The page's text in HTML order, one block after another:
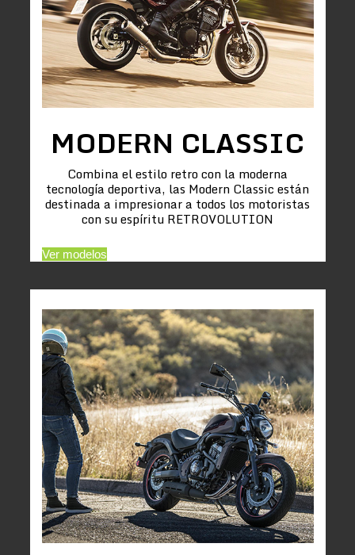
MODERN CLASSIC
Combina el estilo retro con la moderna
tecnología deportiva, las Modern Classic están
destinada a impresionar a todos los motoristas
con su espíritu RETROVOLUTION
Ver modelos